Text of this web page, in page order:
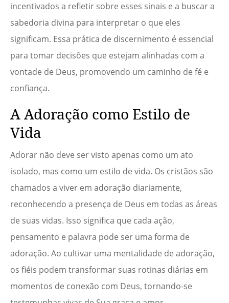
incentivados a refletir sobre esses sinais e a buscar a
sabedoria divina para interpretar o que eles
significam. Essa prática de discernimento é essencial
para tomar decisões que estejam alinhadas com a
vontade de Deus, promovendo um caminho de fé e
confiança.
A Adoração como Estilo de
Vida
Adorar não deve ser visto apenas como um ato
isolado, mas como um estilo de vida. Os cristãos são
chamados a viver em adoração diariamente,
reconhecendo a presença de Deus em todas as áreas
de suas vidas. Isso significa que cada ação,
pensamento e palavra pode ser uma forma de
adoração. Ao cultivar uma mentalidade de adoração,
os fiéis podem transformar suas rotinas diárias em
momentos de conexão com Deus, tornando-se